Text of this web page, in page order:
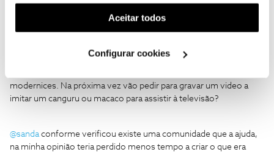
(cookies de publicidade personalizada). Pode gerir a
utilização dos cookies clicando em "Configurar
Aceitar todos
Configurar cookies
um avatar. O facto de bloquear o serviço por não aderir a uma
“palhaçada da moda” é um abuso da parte da NOS. Se não me
apetece criar um perfil com os meus gostos pessoais é um
problema meu e no caso de não ter acesso imediato a ligação a
modernices. Na próxima vez vão pedir para gravar um video a
imitar um canguru ou macaco para assistir à televisão?
@sandaconforme verificou existe uma comunidade que a ajuda,
na minha opinião teria perdido menos tempo a criar o que era